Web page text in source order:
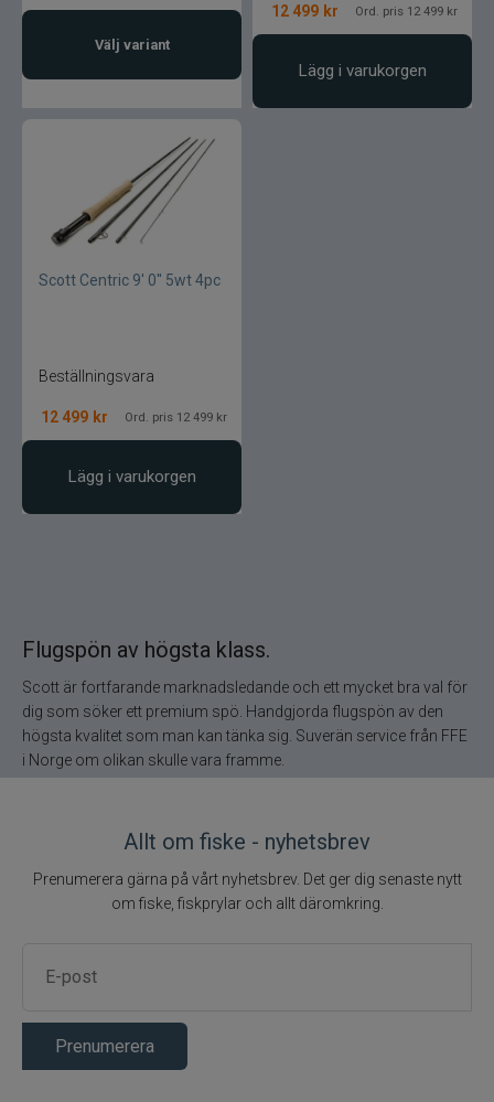
Textreme
The Pig gummibete
Thermotic
Trouthunter
ULM
UTC produkter
Veevus
Vicke
VMC
Välj variant
12 499 kr Ord. pris 12 499 kr
Lägg i varukorgen
Scott Centric 9' 0'' 5wt 4pc
Beställningsvara
12 499 kr Ord. pris 12 499 kr
Lägg i varukorgen
Flugspön av högsta klass.
Scott är fortfarande marknadsledande och ett mycket bra val för
dig som söker ett premium spö. Handgjorda flugspön av den
högsta kvalitet som man kan tänka sig. Suverän service från FFE
i Norge om olikan skulle vara framme.
Allt om fiske - nyhetsbrev
Prenumerera gärna på vårt nyhetsbrev. Det ger dig senaste nytt
om fiske, fiskprylar och allt däromkring.
Prenumerera